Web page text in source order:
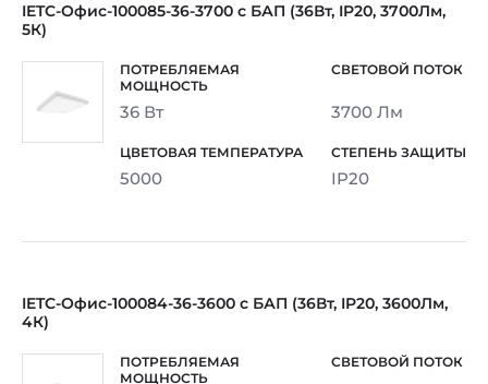
IETC-Офис-100085-36-3700 с БАП (36Вт, IP20, 3700Лм,
5К)
36 Вт 3700 Лм
5000 IP20
IETC-Офис-100084-36-3600 с БАП (36Вт, IP20, 3600Лм,
4К)